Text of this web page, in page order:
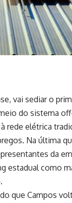
vai sediar o
do sistema
rede elétrica
Na última
da
estadual como
que Campos